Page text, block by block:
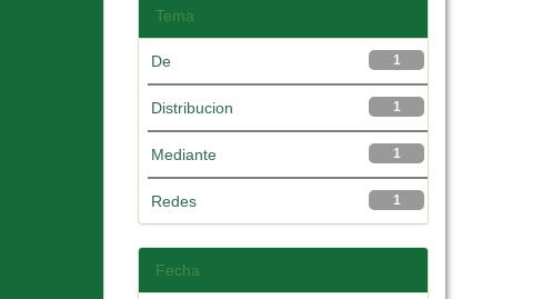
Tema
1
De
1
Distribucion
1
Mediante
1
Redes
Fecha